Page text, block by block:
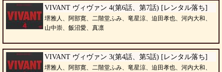
VIVANT ヴィヴァン 4(第6話、第7話) [レンタル落ち]
堺雅人、阿部寛、二階堂ふみ、竜星涼、迫田孝也、河内大和、
山中崇、飯沼愛、真凛
VIVANT ヴィヴァン 3(第4話、第5話) [レンタル落ち]
堺雅人、阿部寛、二階堂ふみ、竜星涼、迫田孝也、河内大和、